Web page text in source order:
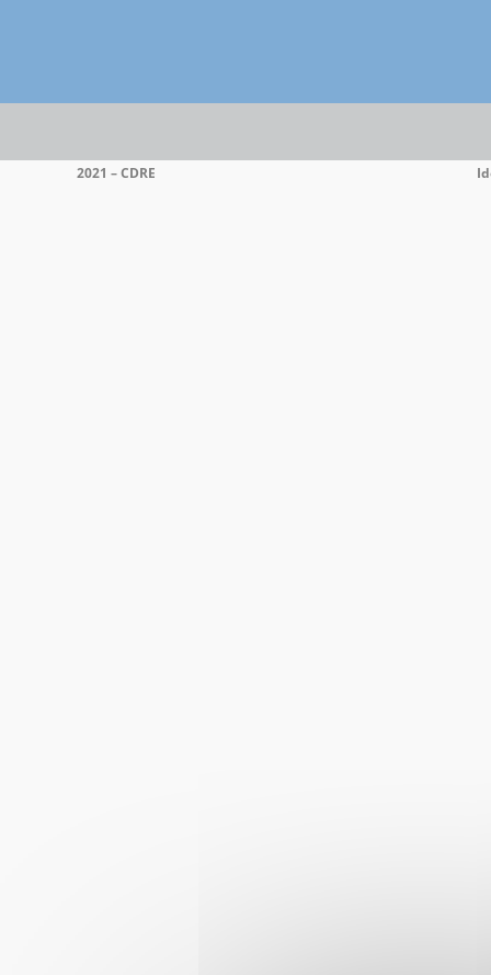
2021 – CDRE